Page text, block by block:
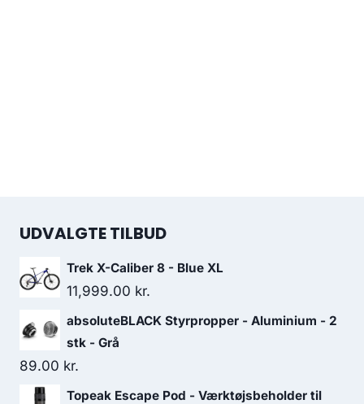
UDVALGTE TILBUD
Trek X-Caliber 8 - Blue XL
11,999.00 kr.
absoluteBLACK Styrpropper - Aluminium - 2
stk - Grå
89.00 kr.
Topeak Escape Pod - Værktøjsbeholder til